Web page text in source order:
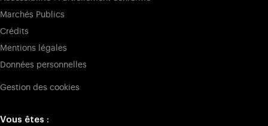
Marchés Publics
Crédits
Mentions légales
Données personnelles
Gestion des cookies
Vous êtes :